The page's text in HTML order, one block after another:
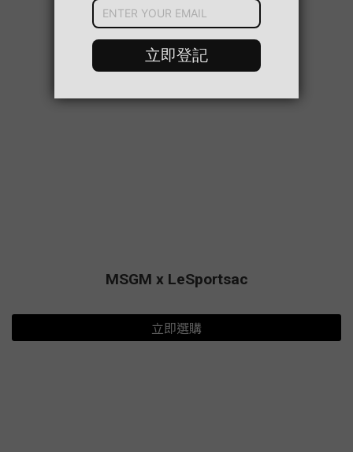
MSGM x LeSportsac
立即選購